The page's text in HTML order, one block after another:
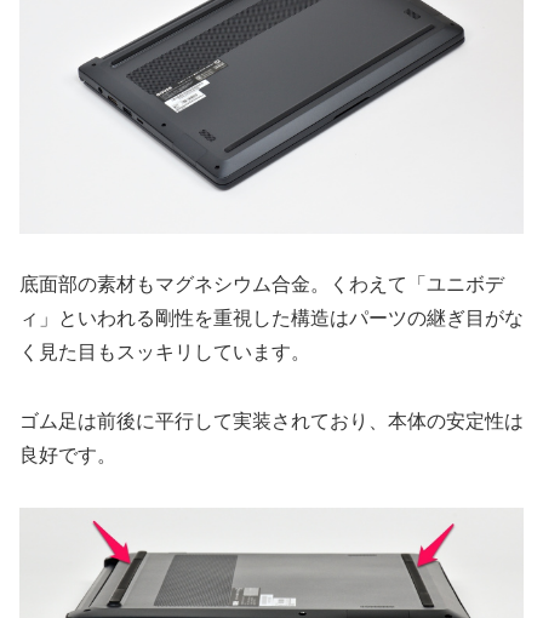
底面部の素材もマグネシウム合金。くわえて「ユニボデ
ィ」といわれる剛性を重視した構造はパーツの継ぎ目がな
く見た目もスッキリしています。
ゴム足は前後に平行して実装されており、本体の安定性は
良好です。